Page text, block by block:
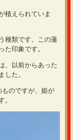
植えられていま
種類です。この蓮
た印象です。
、以前からあった
した。
のですが、姫が
。